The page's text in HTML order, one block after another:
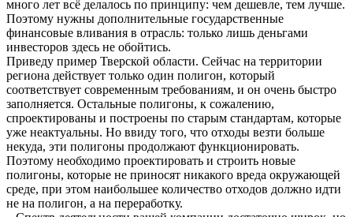
много лет всё делалось по принципу: чем дешевле, тем лучше.
Поэтому нужны дополнительные государственные
финансовые вливания в отрасль: только лишь деньгами
инвесторов здесь не обойтись.
Приведу пример Тверской области. Сейчас на территории
региона действует только один полигон, который
соответствует современным требованиям, и он очень быстро
заполняется. Остальные полигоны, к сожалению,
спроектированы и построены по старым стандартам, которые
уже неактуальны. Но ввиду того, что отходы везти больше
некуда, эти полигоны продолжают функционировать.
Поэтому необходимо проектировать и строить новые
полигоны, которые не приносят никакого вреда окружающей
среде, при этом наибольшее количество отходов должно идти
не на полигон, а на переработку.